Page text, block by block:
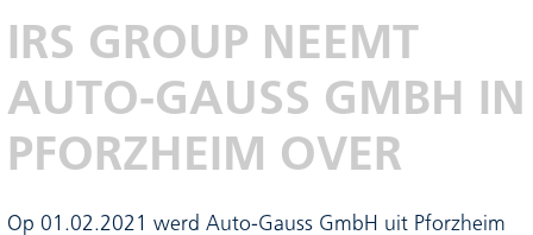
IRS GROUP NEEMT
AUTO-GAUSS GMBH IN
PFORZHEIM OVER
Op 01.02.2021 werd Auto-Gauss GmbH uit Pforzheim